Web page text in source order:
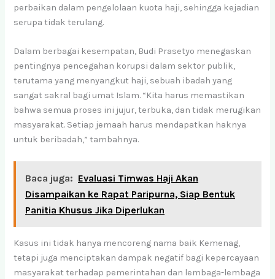
perbaikan dalam pengelolaan kuota haji, sehingga kejadian
serupa tidak terulang.
Dalam berbagai kesempatan, Budi Prasetyo menegaskan
pentingnya pencegahan korupsi dalam sektor publik,
terutama yang menyangkut haji, sebuah ibadah yang
sangat sakral bagi umat Islam. “Kita harus memastikan
bahwa semua proses ini jujur, terbuka, dan tidak merugikan
masyarakat. Setiap jemaah harus mendapatkan haknya
untuk beribadah,” tambahnya.
Baca juga: Evaluasi Timwas Haji Akan
Disampaikan ke Rapat Paripurna, Siap Bentuk
Panitia Khusus Jika Diperlukan
Kasus ini tidak hanya mencoreng nama baik Kemenag,
tetapi juga menciptakan dampak negatif bagi kepercayaan
masyarakat terhadap pemerintahan dan lembaga-lembaga